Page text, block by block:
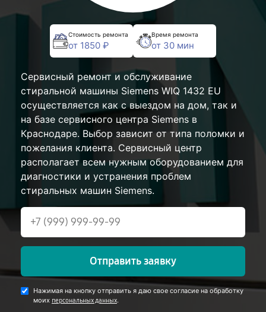
Стоимость ремонта
от 1850 ₽
Время ремонта
от 30 мин
Сервисный ремонт и обслуживание
стиральной машины Siemens WIQ 1432 EU
осуществляется как с выездом на дом, так и
на базе сервисного центра Siemens в
Краснодаре. Выбор зависит от типа поломки и
пожелания клиента. Сервисный центр
располагает всем нужным оборудованием для
диагностики и устранения проблем
стиральных машин Siemens.
Отправить заявку
Нажимая на кнопку отправить я даю свое согласие на обработку
моих персональных данных.